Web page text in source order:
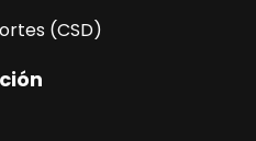
(CSD)